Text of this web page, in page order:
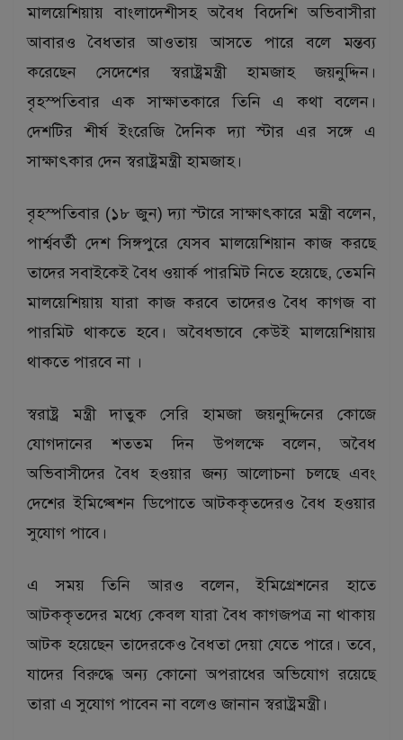
মালয়েশিয়ায় বাংলাদেশীসহ অবৈধ বিদেশি অভিবাসীরা
আবারও বৈধতার আওতায় আসতে পারে বলে মন্তব্য
করেছেন সেদেশের স্বরাষ্ট্রমন্ত্রী হামজাহ জয়নুদ্দিন।
বৃহস্পতিবার এক সাক্ষাতকারে তিনি এ কথা বলেন।
দেশটির শীর্ষ ইংরেজি দৈনিক দ্যা স্টার এর সঙ্গে এ
সাক্ষাৎকার দেন স্বরাষ্ট্রমন্ত্রী হামজাহ।
বৃহস্পতিবার (১৮ জুন) দ্যা স্টারে সাক্ষাৎকারে মন্ত্রী বলেন,
পার্শ্ববর্তী দেশ সিঙ্গপুরে যেসব মালয়েশিয়ান কাজ করছে
তাদের সবাইকেই বৈধ ওয়ার্ক পারমিট নিতে হয়েছে, তেমনি
মালয়েশিয়ায় যারা কাজ করবে তাদেরও বৈধ কাগজ বা
পারমিট থাকতে হবে। অবৈধভাবে কেউই মালয়েশিয়ায়
থাকতে পারবে না ।
স্বরাষ্ট্র মন্ত্রী দাতুক সেরি হামজা জয়নুদ্দিনের কোজে
যোগদানের শততম দিন উপলক্ষে বলেন, অবৈধ
অভিবাসীদের বৈধ হওয়ার জন্য আলোচনা চলছে এবং
দেশের ইমিগ্ৰেশন ডিপোতে আটককৃতদেরও বৈধ হওয়ার
সুযোগ পাবে।
এ সময় তিনি আরও বলেন, ইমিগ্রেশনের হাতে
আটককৃতদের মধ্যে কেবল যারা বৈধ কাগজপত্র না থাকায়
আটক হয়েছেন তাদেরকেও বৈধতা দেয়া যেতে পারে। তবে,
যাদের বিরুদ্ধে অন্য কোনো অপরাধের অভিযোগ রয়েছে
তারা এ সুযোগ পাবেন না বলেও জানান স্বরাষ্ট্রমন্ত্রী।